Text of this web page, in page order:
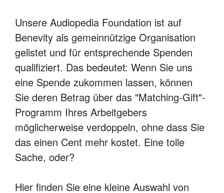
Unsere Audiopedia Foundation ist auf
Benevity als gemeinnützige Organisation
gelistet und für entsprechende Spenden
qualifiziert. Das bedeutet: Wenn Sie uns
eine Spende zukommen lassen, können
Sie deren Betrag über das "Matching-Gift"-
Programm Ihres Arbeitgebers
möglicherweise verdoppeln, ohne dass Sie
das einen Cent mehr kostet. Eine tolle
Sache, oder?
Hier finden Sie eine kleine Auswahl von